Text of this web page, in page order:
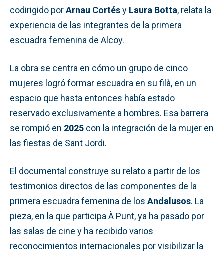
codirigido porArnau Cortésy Laura Botta, relata la
experiencia de las integrantes de la primera
escuadra femenina de Alcoy.
La obra se centra en cómo un grupo de cinco
mujeres logró formar escuadra en su filà, en un
espacio que hasta entonces había estado
reservado exclusivamente a hombres. Esa barrera
se rompió en 2025 con la integración de la mujer en
las fiestas de Sant Jordi.
El documental construye su relato a partir de los
testimonios directos de las componentes de la
primera escuadra femenina de los Andalusos. La
pieza, en la que participa À Punt, ya ha pasado por
las salas de cine y ha recibido varios
reconocimientos internacionales por visibilizar la